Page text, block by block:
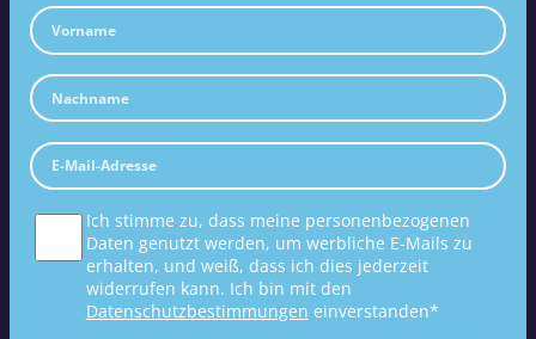
Ich stimme zu, dass meine personenbezogenen
Daten genutzt werden, um werbliche E-Mails zu
erhalten, und weiß, dass ich dies jederzeit
widerrufen kann. Ich bin mit den
Datenschutzbestimmungen einverstanden*